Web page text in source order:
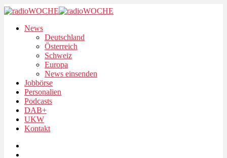
News
Deutschland
Österreich
Schweiz
Europa
News einsenden
Jobbörse
Personalien
Podcasts
DAB+
UKW
Kontakt